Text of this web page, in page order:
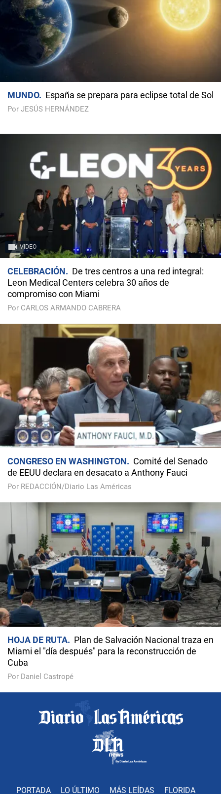
MUNDO España se prepara para eclipse total de Sol
Por JESÚS HERNÁNDEZ
VIDEO
CELEBRACIÓN
De tres centros a una red integral:
Leon Medical Centers celebra 30 años de
compromiso con Miami
Por CARLOS ARMANDO CABRERA
CONGRESO EN WASHINGTON
Comité del Senado
de EEUU declara en desacato a Anthony Fauci
Por REDACCIÓN/Diario Las Américas
HOJA DE RUTA
Plan de Salvación Nacional traza en
Miami el "día después" para la reconstrucción de
Cuba
Por Daniel Castropé
PORTADA LO ÚLTIMO MÁS LEÍDAS FLORIDA